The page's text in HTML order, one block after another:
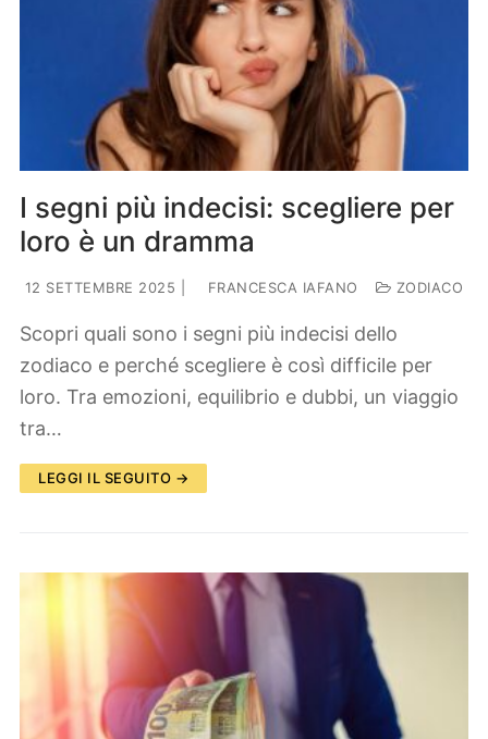
I segni più indecisi: scegliere per
loro è un dramma
12 SETTEMBRE 2025 FRANCESCA IAFANO ZODIACO
Scopri quali sono i segni più indecisi dello
zodiaco e perché scegliere è così difficile per
loro. Tra emozioni, equilibrio e dubbi, un viaggio
tra…
LEGGI IL SEGUITO →